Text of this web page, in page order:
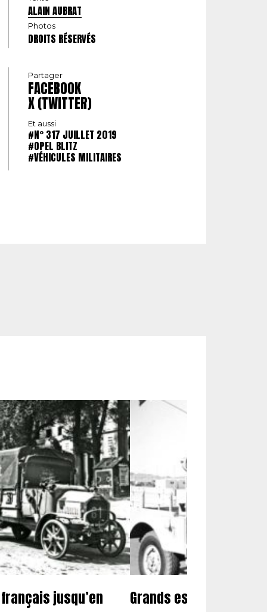
ALAIN AUBRAT
Photos
DROITS RÉSERVÉS
Partager
FACEBOOK
X (TWITTER)
Et aussi
#N° 317 JUILLET 2019
#OPEL BLITZ
#VÉHICULES MILITAIRES
jusqu’en
Grands espaces et